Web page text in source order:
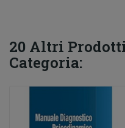
20 Altri
Categoria: